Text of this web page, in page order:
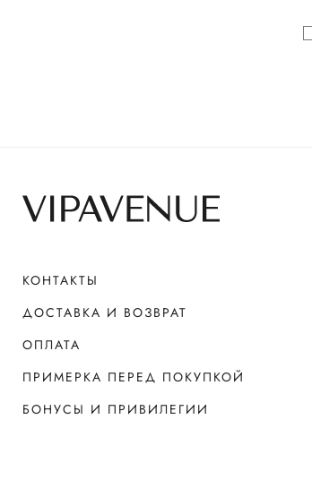
КОНТАКТЫ
ДОСТАВКА И ВОЗВРАТ
ОПЛАТА
ПРИМЕРКА ПЕРЕД ПОКУПКОЙ
БОНУСЫ И ПРИВИЛЕГИИ